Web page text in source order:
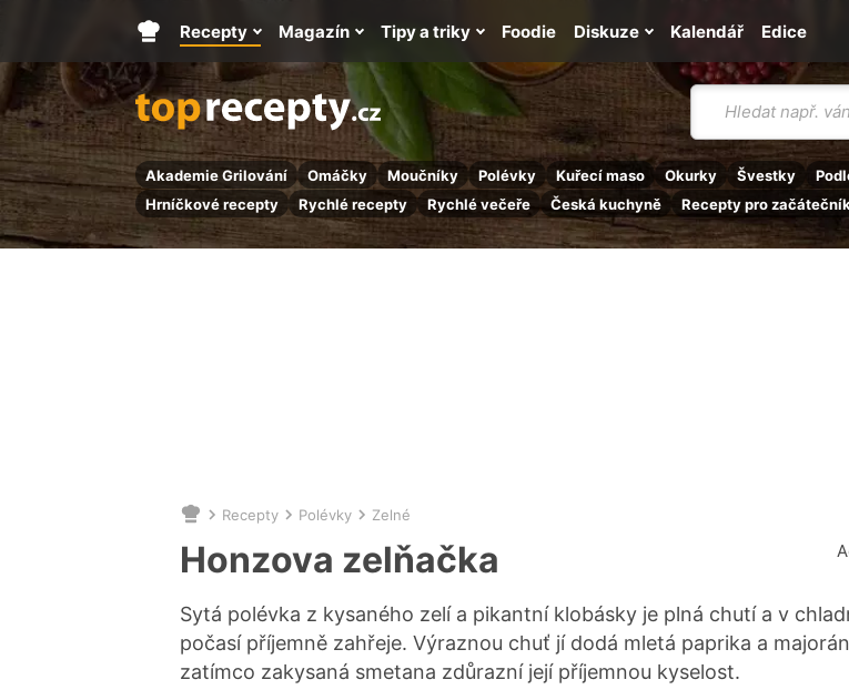
Vyhledávání
Akademie Grilování Omáčky Moučníky Polévky Kuřecí maso Okurky Švestky
Hrníčkové recepty
Rychlé recepty Rychlé večeře Česká kuchyně Recepty pro
Hlavní
stránka
Recepty Magazín Tipy a triky Kalendář
Foodie Diskuze Edice
Nacházíte
se
zde:
Recepty Polévky Zelné
Honzova zelňačka
Sytá polévka z kysaného zelí a pikantní klobásky je plná chutí a v
počasí příjemně zahřeje. Výraznou chuť jí dodá mletá paprika a
zatímco zakysaná smetana zdůrazní její příjemnou kyselost.